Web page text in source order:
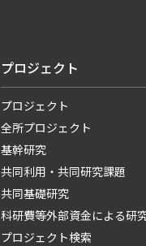
プロジェクト
プロジェクト
全所プロジェクト
基幹研究
共同利用・共同研究課題
共同基礎研究
科研費等外部資金による研
プロジェクト検索